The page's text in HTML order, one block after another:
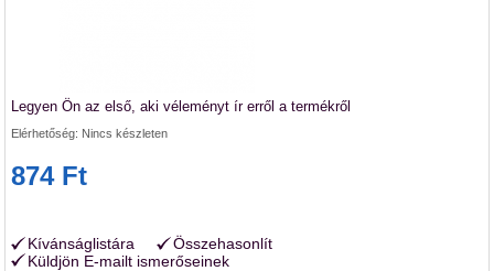
Legyen Ön az első, aki véleményt ír erről a termékről
Elérhetőség: Nincs készleten
874 Ft
Kívánságlistára
Összehasonlít
Küldjön E-mailt ismerőseinek